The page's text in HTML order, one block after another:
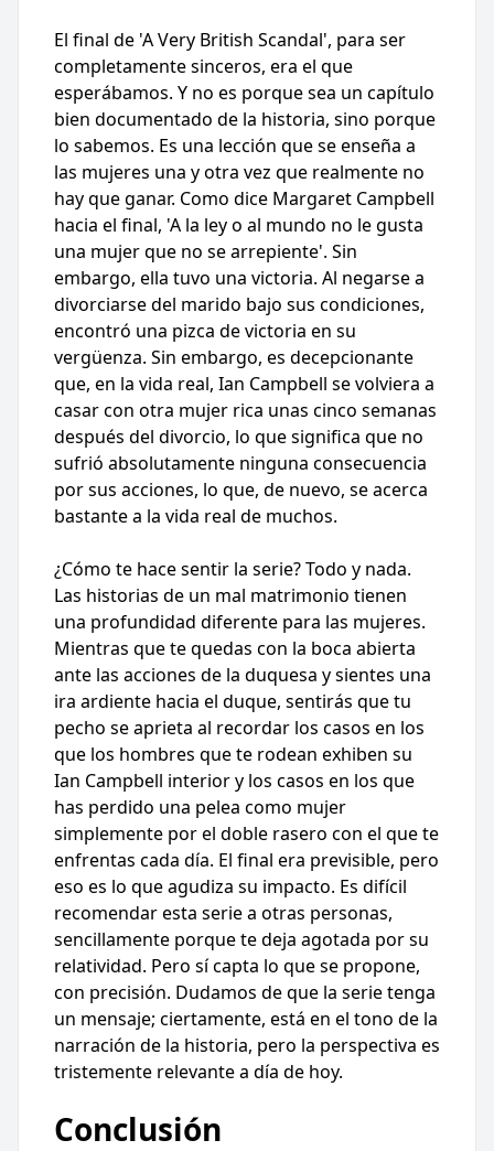
El final de 'A Very British Scandal', para ser
completamente sinceros, era el que
esperábamos. Y no es porque sea un capítulo
bien documentado de la historia, sino porque
lo sabemos. Es una lección que se enseña a
las mujeres una y otra vez que realmente no
hay que ganar. Como dice Margaret Campbell
hacia el final, 'A la ley o al mundo no le gusta
una mujer que no se arrepiente'. Sin
embargo, ella tuvo una victoria. Al negarse a
divorciarse del marido bajo sus condiciones,
encontró una pizca de victoria en su
vergüenza. Sin embargo, es decepcionante
que, en la vida real, Ian Campbell se volviera a
casar con otra mujer rica unas cinco semanas
después del divorcio, lo que significa que no
sufrió absolutamente ninguna consecuencia
por sus acciones, lo que, de nuevo, se acerca
bastante a la vida real de muchos.
¿Cómo te hace sentir la serie? Todo y nada.
Las historias de un mal matrimonio tienen
una profundidad diferente para las mujeres.
Mientras que te quedas con la boca abierta
ante las acciones de la duquesa y sientes una
ira ardiente hacia el duque, sentirás que tu
pecho se aprieta al recordar los casos en los
que los hombres que te rodean exhiben su
Ian Campbell interior y los casos en los que
has perdido una pelea como mujer
simplemente por el doble rasero con el que te
enfrentas cada día. El final era previsible, pero
eso es lo que agudiza su impacto. Es difícil
recomendar esta serie a otras personas,
sencillamente porque te deja agotada por su
relatividad. Pero sí capta lo que se propone,
con precisión. Dudamos de que la serie tenga
un mensaje; ciertamente, está en el tono de la
narración de la historia, pero la perspectiva es
tristemente relevante a día de hoy.
Conclusión